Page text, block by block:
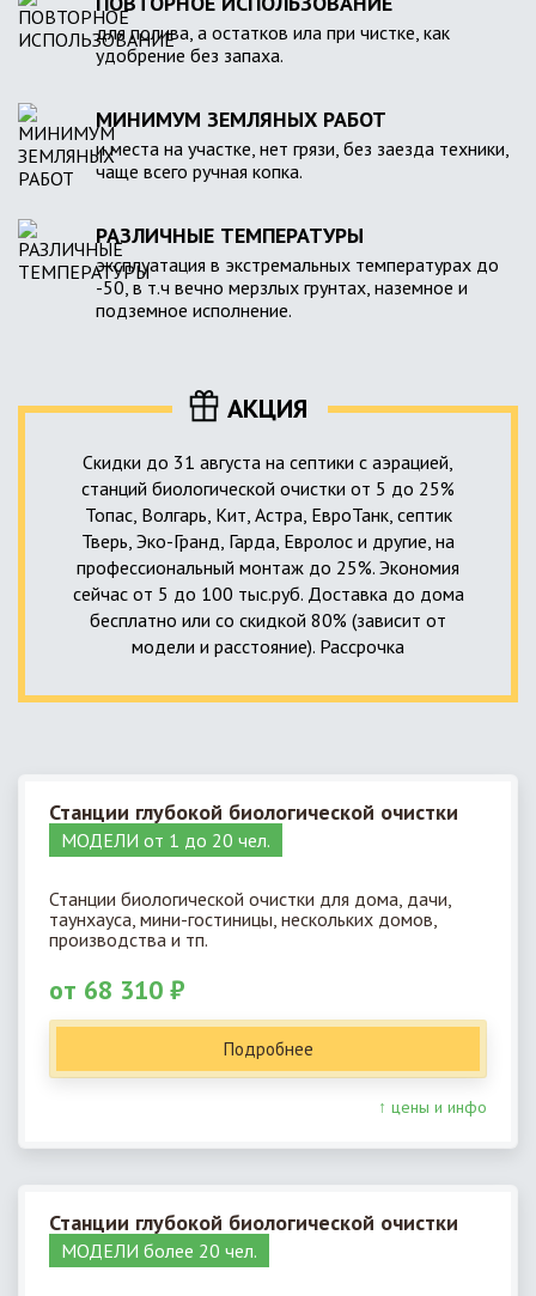
для полива, а остатков ила при чистке, как
удобрение без запаха.
МИНИМУМ ЗЕМЛЯНЫХ РАБОТ
и места на участке, нет грязи, без заезда техники,
чаще всего ручная копка.
РАЗЛИЧНЫЕ ТЕМПЕРАТУРЫ
эксплуатация в экстремальных температурах до
-50, в т.ч вечно мерзлых грунтах, наземное и
подземное исполнение.
АКЦИЯ
Скидки до 31 августа на септики с аэрацией,
станций биологической очистки от 5 до 25%
Топас, Волгарь, Кит, Астра, ЕвроТанк, септик
Тверь, Эко-Гранд, Гарда, Евролос и другие, на
профессиональный монтаж до 25%. Экономия
сейчас от 5 до 100 тыс.руб. Доставка до дома
бесплатно или со скидкой 80% (зависит от
модели и расстояние). Рассрочка
Станции глубокой биологической очистки
МОДЕЛИ от 1 до 20 чел.
Станции биологической очистки для дома, дачи,
таунхауса, мини-гостиницы, нескольких домов,
производства и тп.
от 68 310 ₽
Подробнее
↑ цены и инфо
Станции глубокой биологической очистки
МОДЕЛИ более 20 чел.